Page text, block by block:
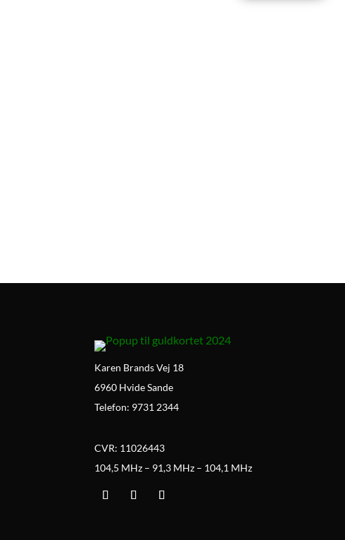
Karen Brands Vej 18
6960 Hvide Sande
Telefon: 9731 2344
CVR: 11026443
104,5 MHz – 91,3 MHz – 104,1 MHz